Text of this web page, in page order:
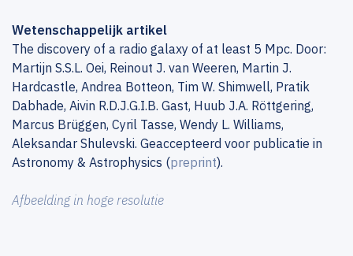
Wetenschappelijk artikel
The discovery of a radio galaxy of at least 5 Mpc. Door:
Martijn S.S.L. Oei, Reinout J. van Weeren, Martin J.
Hardcastle, Andrea Botteon, Tim W. Shimwell, Pratik
Dabhade, Aivin R.D.J.G.I.B. Gast, Huub J.A. Röttgering,
Marcus Brüggen, Cyril Tasse, Wendy L. Williams,
Aleksandar Shulevski. Geaccepteerd voor publicatie in
Astronomy & Astrophysics (preprint).
Afbeelding in hoge resolutie